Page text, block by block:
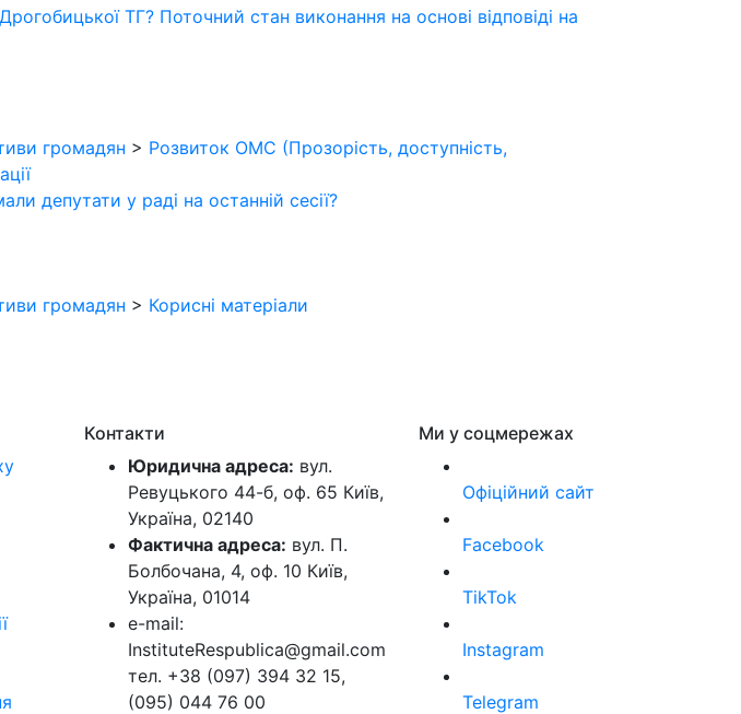
ТГ? Поточний стан виконання на основі відповіді на
громадян > Розвиток ОМС (Прозорість, доступність,
депутати у раді на останній сесії?
громадян > Корисні матеріали
Контакти
Юридична адреса: вул.
Ревуцького 44-б, оф. 65 Київ,
Україна, 02140
Фактична адреса: вул. П.
Болбочана, 4, оф. 10 Київ,
Україна, 01014
e-mail:
InstituteRespublica@gmail.com
тел. +38 (097) 394 32 15,
(095) 044 76 00
Ми у соцмережах
Офіційний сайт
Facebook
TikTok
Instagram
Telegram